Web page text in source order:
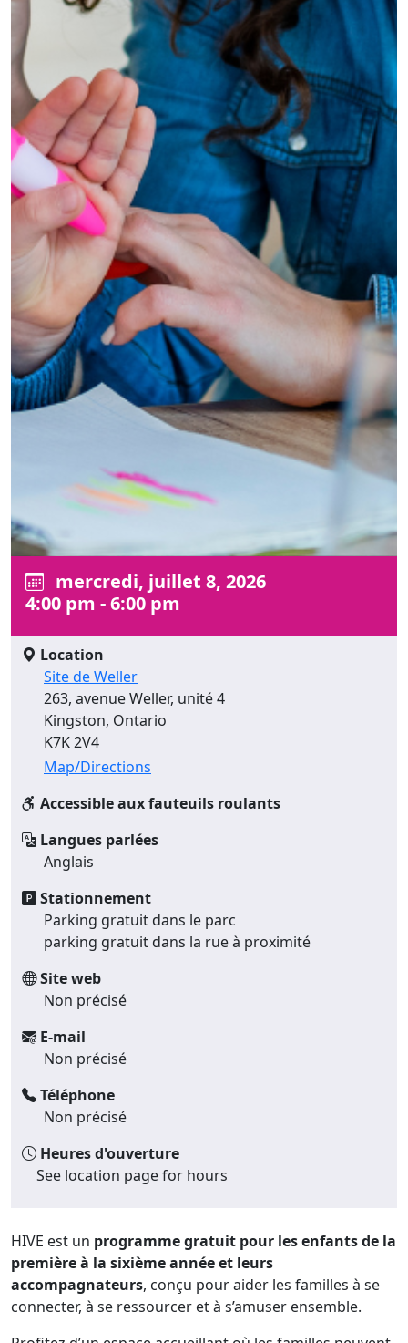
mercredi, juillet 8, 2026
4:00 pm - 6:00 pm
Location
Site de Weller
263, avenue Weller, unité 4
Kingston, Ontario
K7K 2V4
Map/Directions
Accessible aux fauteuils roulants
Langues parlées
Anglais
Stationnement
Parking gratuit dans le parc
parking gratuit dans la rue à proximité
Site web
Non précisé
E-mail
Non précisé
Téléphone
Non précisé
Heures d'ouverture
See location page for hours
HIVE est un programme gratuit pour les enfants de la
première à la sixième année et leurs
accompagnateurs, conçu pour aider les familles à se
connecter, à se ressourcer et à s’amuser ensemble.